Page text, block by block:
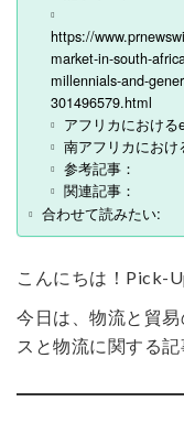
https://
market-in-south-
millennials-and-
301496579.html
アフリカにおけ
南アフリカにおけ
参考記事：
関連記事：
合わせて読みたい:
こんにちは！Pick-
今日は、物流と貿
スと物流に関する記